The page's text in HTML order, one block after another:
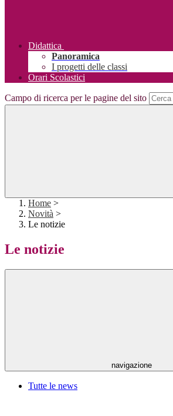
Didattica
Panoramica
I progetti delle classi
Orari Scolastici
Campo di ricerca per le pagine del sito
Home >
Novità >
Le notizie
Le notizie
navigazione
Tutte le news